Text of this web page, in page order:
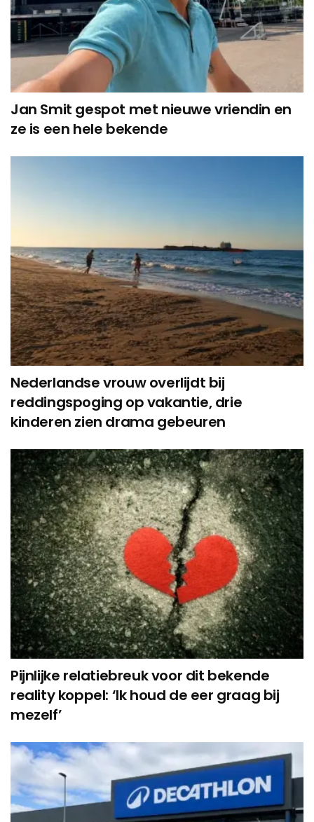
Jan Smit gespot met nieuwe vriendin en
ze is een hele bekende
Nederlandse vrouw overlijdt bij
reddingspoging op vakantie, drie
kinderen zien drama gebeuren
Pijnlijke relatiebreuk voor dit bekende
reality koppel: ‘Ik houd de eer graag bij
mezelf’